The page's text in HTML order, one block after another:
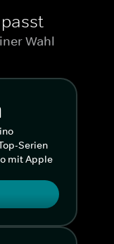
Wahl
Serien
mit Apple